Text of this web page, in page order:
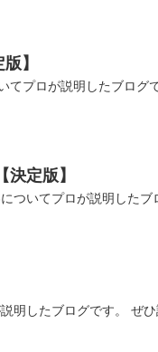
】
てプロが説明したブログ
定版】
ついてプロが説明した
明したブログです。 ぜ